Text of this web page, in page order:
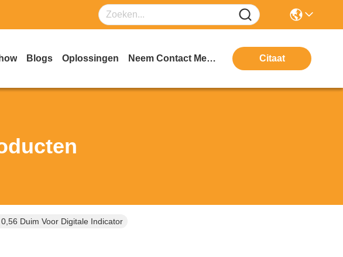
Blogs Oplossingen Neem Contact Met Ons Op Citaat
Duim Voor Digitale Indicator